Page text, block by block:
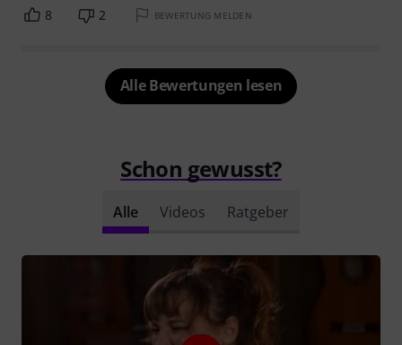
8 2 BEWERTUNG MELDEN
Alle Bewertungen lesen
Schon gewusst?
Alle Videos Ratgeber